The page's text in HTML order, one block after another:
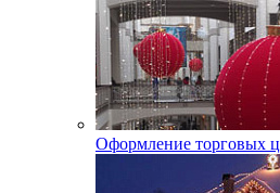
Оформление торговых